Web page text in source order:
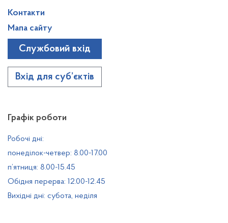
Графік роботи
Робочі дні:
понеділок-четвер: 8.00-17.00
п’ятниця: 8.00-15.45
Обідня перерва: 12.00-12.45
Вихідні дні: субота, неділя
Контакти
Мапа сайту
Службовий вхід
Вхід для суб’єктів